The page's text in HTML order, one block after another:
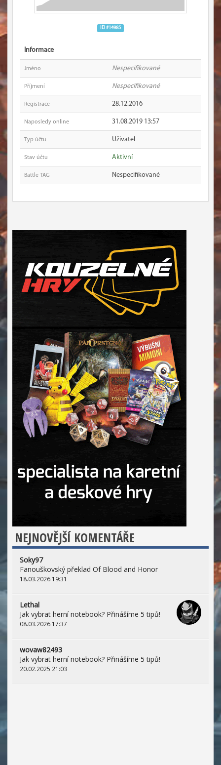
ID #14985
Informace
Jméno Nespecifikované
Příjmení Nespecifikované
Registrace 28.12.2016
Naposledy online 31.08.2019 13:57
Typ účtu Uživatel
Stav účtu Aktivní
Battle TAG Nespecifikované
NEJNOVĚJŠÍ KOMENTÁŘE
Soky97
Fanouškovský překlad Of Blood and Honor
18.03.2026 19:31
Lethal
Jak vybrat herní notebook? Přinášíme 5 tipů!
08.03.2026 17:37
wovaw82493
Jak vybrat herní notebook? Přinášíme 5 tipů!
20.02.2025 21:03